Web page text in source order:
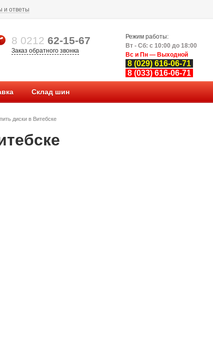
и ответы
8 0212 62-15-67
Заказ обратного звонка
Режим работы:
Вт - Сб: с 10:00 до 18:00
Вс и Пн — Выходной
8 (029) 616-06-71
8 (033) 616-06-71
Склад шин
диски в Витебске